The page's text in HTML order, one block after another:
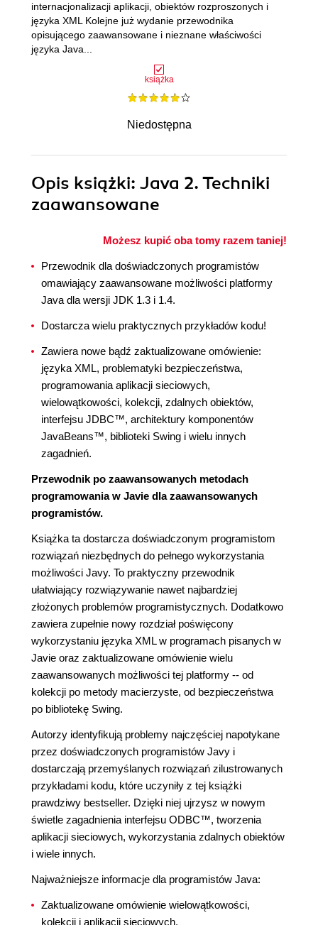
książka
Niedostępna
internacjonalizacji aplikacji, obiektów rozproszonych i
języka XML Kolejne już wydanie przewodnika
opisującego zaawansowane i nieznane właściwości
języka Java...
Opis książki: Java 2. Techniki
zaawansowane
Możesz kupić oba tomy razem taniej!
Przewodnik dla doświadczonych programistów
omawiający zaawansowane możliwości platformy
Java dla wersji JDK 1.3 i 1.4.
Dostarcza wielu praktycznych przykładów kodu!
Zawiera nowe bądź zaktualizowane omówienie:
języka XML, problematyki bezpieczeństwa,
programowania aplikacji sieciowych,
wielowątkowości, kolekcji, zdalnych obiektów,
interfejsu JDBC™, architektury komponentów
JavaBeans™, biblioteki Swing i wielu innych
zagadnień.
Przewodnik po zaawansowanych metodach
programowania w Javie dla zaawansowanych
programistów.
Książka ta dostarcza doświadczonym programistom
rozwiązań niezbędnych do pełnego wykorzystania
możliwości Javy. To praktyczny przewodnik
ułatwiający rozwiązywanie nawet najbardziej
złożonych problemów programistycznych. Dodatkowo
zawiera zupełnie nowy rozdział poświęcony
wykorzystaniu języka XML w programach pisanych w
Javie oraz zaktualizowane omówienie wielu
zaawansowanych możliwości tej platformy -- od
kolekcji po metody macierzyste, od bezpieczeństwa
po bibliotekę Swing.
Autorzy identyfikują problemy najczęściej napotykane
przez doświadczonych programistów Javy i
dostarczają przemyślanych rozwiązań zilustrowanych
przykładami kodu, które uczyniły z tej książki
prawdziwy bestseller. Dzięki niej ujrzysz w nowym
świetle zagadnienia interfejsu ODBC™, tworzenia
aplikacji sieciowych, wykorzystania zdalnych obiektów
i wiele innych.
Najważniejsze informacje dla programistów Java:
Zaktualizowane omówienie wielowątkowości,
kolekcji i aplikacji sieciowych.